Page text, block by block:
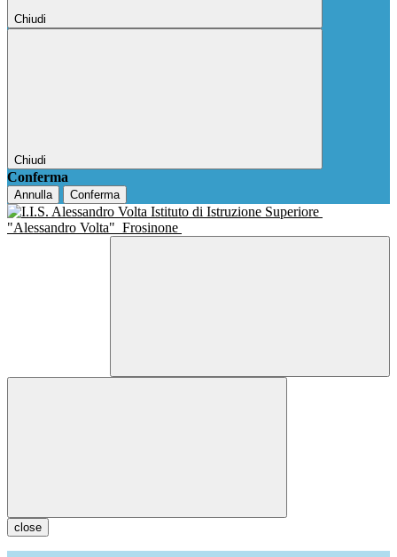
Chiudi
Chiudi
Conferma
Annulla Conferma
Istituto di Istruzione Superiore
"Alessandro Volta" Frosinone
close